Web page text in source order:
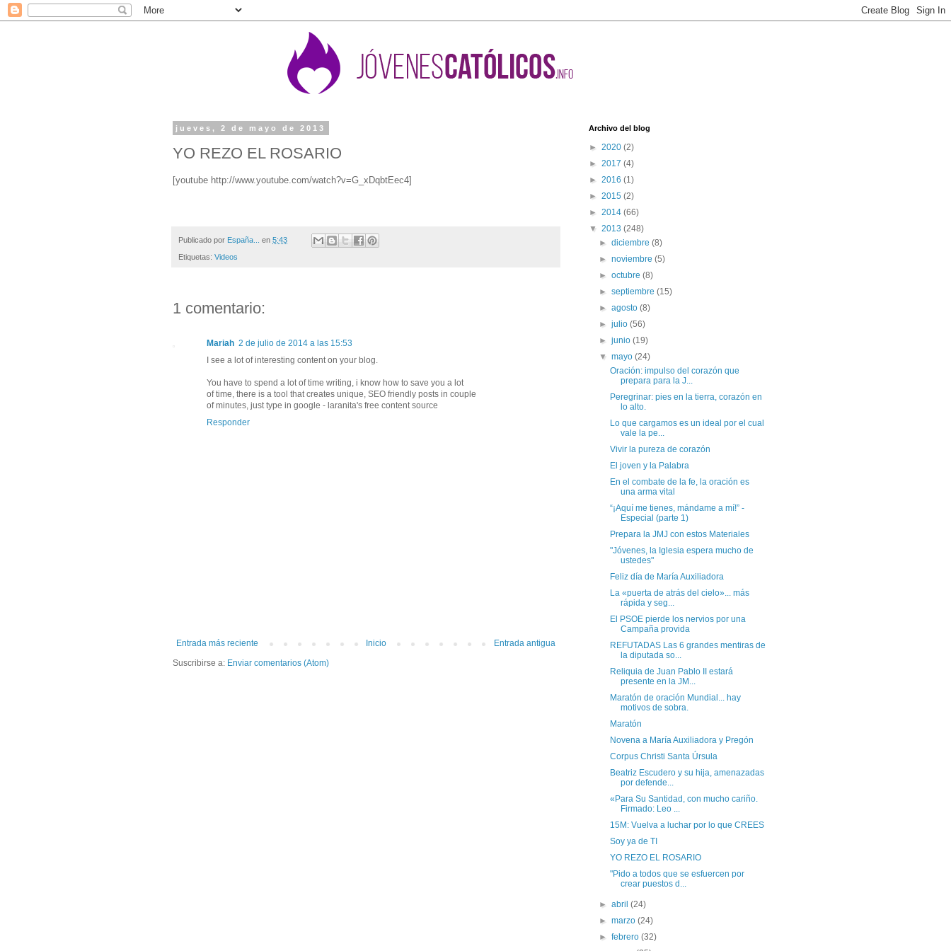
jueves, 2 de mayo de 2013
YO REZO EL ROSARIO
[youtube http://www.youtube.com/watch?v=G_xDqbtEec4]
Publicado por España... en 5:43
Etiquetas: Videos
1 comentario:
Mariah 2 de julio de 2014 a las 15:53
I see a lot of interesting content on your blog.
You have to spend a lot of time writing, i know how to save you a lot
of time, there is a tool that creates unique, SEO friendly posts in couple
of minutes, just type in google - laranita's free content source
Responder
Entrada más reciente Entrada antigua
Inicio
Suscribirse a: Enviar comentarios (Atom)
Archivo del blog
► 2020 (2)
► 2017 (4)
► 2016 (1)
► 2015 (2)
► 2014 (66)
▼ 2013 (248)
►diciembre(8)
►noviembre(5)
►octubre(8)
►septiembre(15)
►agosto(8)
►julio(56)
►junio(19)
▼mayo(24)
Oración: impulso del corazón que
prepara para la J...
Peregrinar: pies en la tierra, corazón en
lo alto.
Lo que cargamos es un ideal por el cual
vale la pe...
Vivir la pureza de corazón
El joven y la Palabra
En el combate de la fe, la oración es
una arma vital
“¡Aquí me tienes, mándame a mí!” -
Especial (parte 1)
Prepara la JMJ con estos Materiales
"Jóvenes, la Iglesia espera mucho de
ustedes"
Feliz día de María Auxiliadora
La «puerta de atrás del cielo»... más
rápida y seg...
El PSOE pierde los nervios por una
Campaña provida
REFUTADAS Las 6 grandes mentiras de
la diputada so...
Reliquia de Juan Pablo II estará
presente en la JM...
Maratón de oración Mundial... hay
motivos de sobra.
Maratón
Novena a María Auxiliadora y Pregón
Corpus Christi Santa Úrsula
Beatriz Escudero y su hija, amenazadas
por defende...
«Para Su Santidad, con mucho cariño.
Firmado: Leo ...
15M: Vuelva a luchar por lo que CREES
Soy ya de TI
YO REZO EL ROSARIO
"Pido a todos que se esfuercen por
crear puestos d...
►abril(24)
►marzo(24)
►febrero(32)